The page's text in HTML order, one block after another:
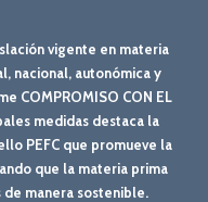
vigente en materia
nacional, autonómica y
COMPROMISO CON EL
medidas destaca la
PEFC que promueve la
que la materia prima
manera sostenible.